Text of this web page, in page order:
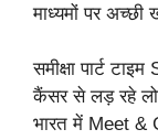
माध्यमों पर अच्छी
समीक्षा पार्ट
कैंसर से लड़ रहे
भारत में Meet &